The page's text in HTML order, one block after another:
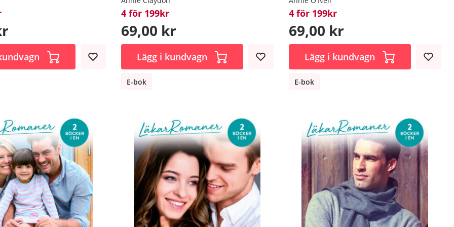
4 för 199kr
69,00 kr
Lägg i kundvagn
E-bok
4 för 199kr
69,00 kr
Lägg i kundvagn
E-bok